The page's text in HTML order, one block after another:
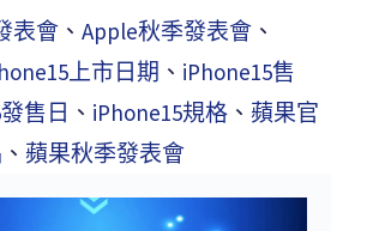
表會 、Apple秋季發表會 、
上市日期 、 iPhone15售
售日 、 iPhone15規格 、 蘋果官
、 蘋果秋季發表會